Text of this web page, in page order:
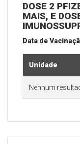
DOSE 2
MAIS, E
Data de
Unidade
Nenhum